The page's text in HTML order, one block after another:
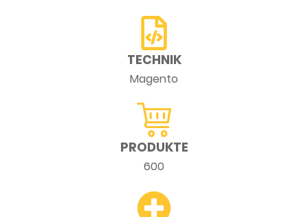
TECHNIK
Magento
PRODUKTE
600